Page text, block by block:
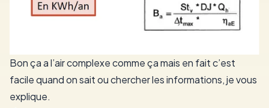
Bon ça a l’air complexe comme ça mais en fait c’est
facile quand on sait ou chercher les informations, je vous
explique.